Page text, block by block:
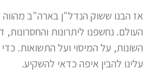
אז הבנו ששוק הנדל"ן בארה"ב
העולם. נחשפנו ליתרונות
השונות, על המיסוי ועל התשואות.
עלינו להבין איפה כדאי להשקיע.